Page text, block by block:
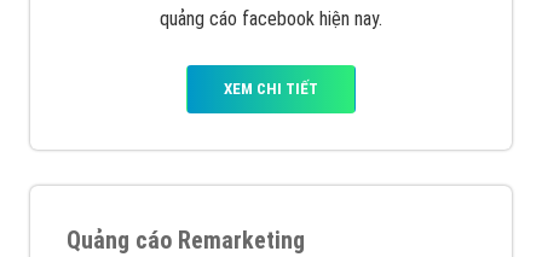
quảng cáo facebook hiện nay.
XEM CHI TIẾT
Quảng cáo Remarketing